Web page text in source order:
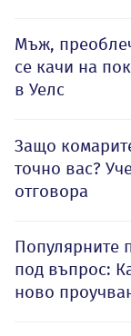
Мъж,
се качи на
в Уелс
Защо
точно вас?
отговора
Популярните
под въпрос:
ново